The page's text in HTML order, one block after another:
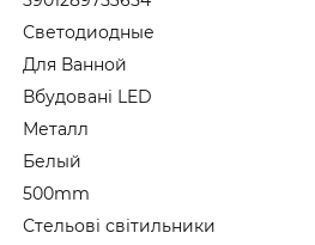
Светодиодные
Для Ванной
Вбудовані LED
Металл
Белый
500mm
Стельові світильники